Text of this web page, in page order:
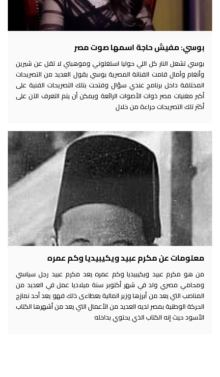
بوسي: مفيش حاجة اسمها صوت مصر
بوسي تشعل النار كل اللي حوليا استغلوني وموهبتي لا تقل عن شيرين
وأنغام وآمال قامت الفنانة المصرية بوسي بقول العديد من التصريحات
المختلفة داخل برنامج عندي سؤال وفتحت بتلك التصريحات الفنية على
أكبر مغنيات مصر ذوات الأصوات الرائعة ويمكن أن يتم التعرف الآن على
أكثر تلك التصريحات جراءة من خلال
معلومات عن مكرم عبيد ويكيبيديا وكم عمره
من هو مكرم عبيد ويكيبيديا وكم عمره يعد مكرم عبيد رجل سياسي
ومحامي مصري ولد في شهر أكتوبر سنة ميلاديا عمل في العديد من
المناصب التي يعد من أبرزها وزير المالية بعطاءى ذلك فهو يعد أحد نمازج
الحركة الوطنية بمصر لديه العديد من الأعمال التي يعد من أشهرها الكتاب
الأسود حيث إنه الكتاب الذي يحتوي بداخله